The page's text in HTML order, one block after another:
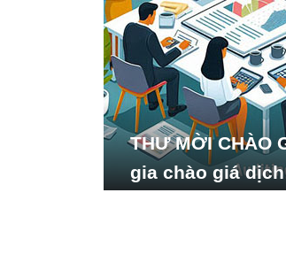
THƯ MỜI CHÀO
gia chào giá